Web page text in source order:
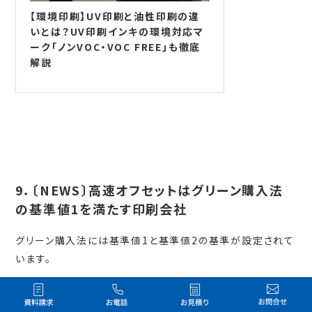
【環境印刷】UV印刷と油性印刷の違
いとは？UV印刷インキの環境対応マ
ーク「ノンVOC・VOC FREE」も徹底
解説
9．〔NEWS〕高速オフセットはグリーン購入法
の基準値1を満たす印刷会社
グリーン購入法には基準値1と基準値2の基準が設定されて
います。
グリーン購入法では、より高い環境性能に基づく調達を